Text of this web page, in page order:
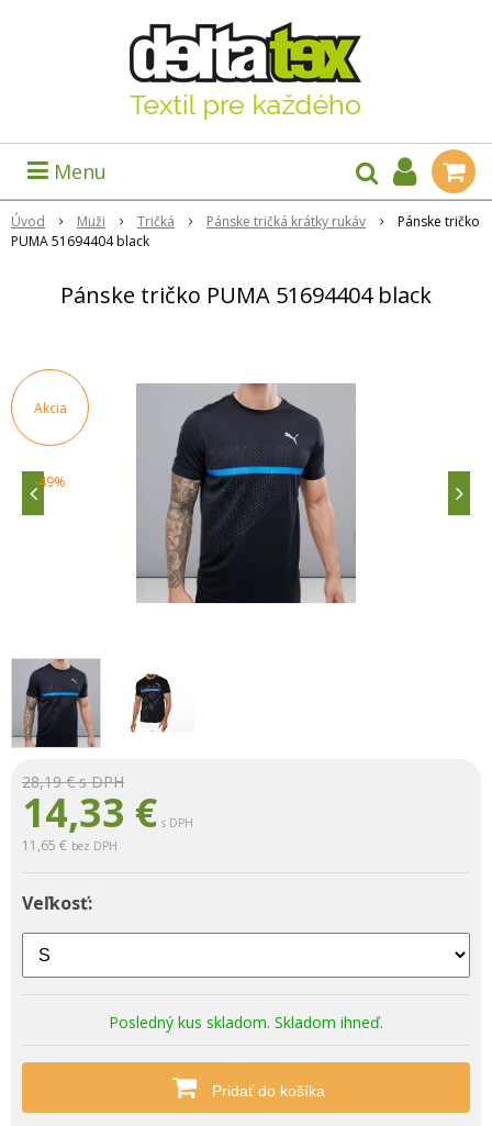
Menu
Úvod Muži Tričká Pánske tričká krátky rukáv
Pánske tričko
PUMA 51694404 black
Pánske tričko PUMA 51694404 black
Akcia
-49%
28,19 €s DPH
14,33 € s DPH
11,65 € bez DPH
Veľkosť:
Posledný kus skladom. Skladom ihneď.
Pridať do košíka